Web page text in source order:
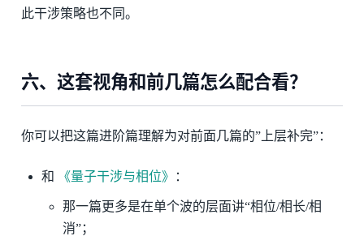
此干涉策略也不同。
六、这套视角和前几篇怎么配合看？
你可以把这篇进阶篇理解为对前面几篇的”上层补完”：
和 《量子干涉与相位》 ：
那一篇更多是在单个波的层面讲“相位/相长/相
消”；